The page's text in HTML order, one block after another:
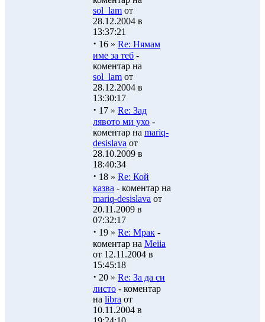
sol_lam от
28.12.2004 в
13:37:21
· 16 » Re: Нямам
име за теб -
коментар на
sol_lam от
28.12.2004 в
13:30:17
· 17 » Re: Зад
лявото ми ухо -
коментар на mariq-
desislava от
28.10.2009 в
18:40:34
· 18 » Re: Кой
казва - коментар на
mariq-desislava от
20.11.2009 в
07:32:17
· 19 » Re: Мрак -
коментар на Meiia
от 12.11.2004 в
15:45:18
· 20 » Re: За да си
листо - коментар
на libra от
10.11.2004 в